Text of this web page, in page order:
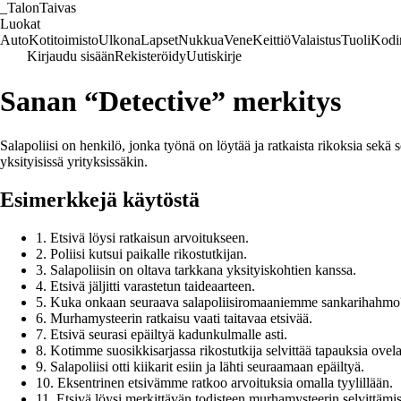
TalonTaivas
Luokat
AutoKotitoimistoUlkonaLapsetNukkuaVeneKeittiöValaistusTuoli
Kirjaudu sisäänRekisteröidyUutiskirje
Sanan “Detective” merkitys
Salapoliisi on henkilö, jonka työnä on löytää ja ratkaista rikoksia
yksityisissä yrityksissäkin.
Esimerkkejä käytöstä
1. Etsivä löysi ratkaisun arvoitukseen.
2. Poliisi kutsui paikalle rikostutkijan.
3. Salapoliisin on oltava tarkkana yksityiskohtien kanssa.
4. Etsivä jäljitti varastetun taideaarteen.
5. Kuka onkaan seuraava salapoliisiromaaniemme
6. Murhamysteerin ratkaisu vaati taitavaa etsivää.
7. Etsivä seurasi epäiltyä kadunkulmalle asti.
8. Kotimme suosikkisarjassa rikostutkija selvittää tapauksia
9. Salapoliisi otti kiikarit esiin ja lähti seuraamaan epäiltyä.
10. Eksentrinen etsivämme ratkoo arvoituksia omalla tyylillään.